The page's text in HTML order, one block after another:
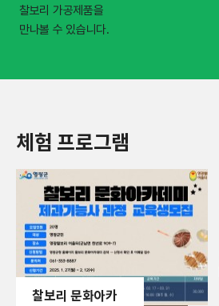
찰보리 가공제품을
만나볼 수 있습니다.
체험 프로그램
찰보리 문화아카